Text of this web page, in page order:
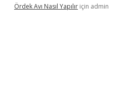
Ördek Avı Nasıl Yapılır için admin